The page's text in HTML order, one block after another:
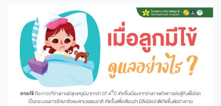
โทรศัพท์
0836667788
ฮอทไลน์
043-333555